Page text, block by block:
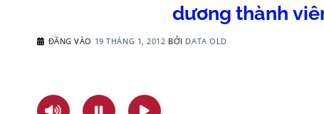
dương thành
ĐĂNG VÀO 19 THÁNG 1, 2012 BỞI DATA OLD